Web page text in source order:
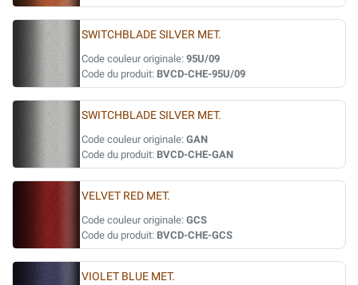
SWITCHBLADE SILVER MET.
Code couleur originale: 95U/09
Code du produit: BVCD-CHE-95U/09
SWITCHBLADE SILVER MET.
Code couleur originale: GAN
Code du produit: BVCD-CHE-GAN
VELVET RED MET.
Code couleur originale: GCS
Code du produit: BVCD-CHE-GCS
VIOLET BLUE MET.